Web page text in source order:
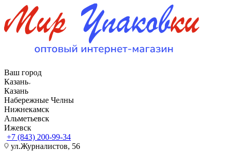
Ваш город
Казань
Казань
Набережные Челны
Нижнекамск
Альметьевск
Ижевск
+7 (843) 200-99-34
ул.Журналистов, 56